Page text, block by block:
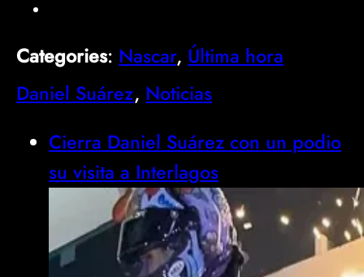
Categories: Nascar, Última hora
Daniel Suárez, Noticias
Cierra Daniel Suárez con un podio
su visita a Interlagos